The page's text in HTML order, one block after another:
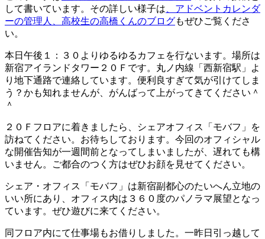
して書いています。その詳しい様子は 、アドベントカレンダ
ーの管理人、高校生の高橋くんのブログもぜひご覧くださ
い。
本日午後１：３０よりゆるゆるカフェを行ないます。場所は
新宿アイランドタワー２０Ｆです。丸ノ内線「西新宿駅」よ
り地下通路で連絡しています。便利良すぎて気が引けてしま
う？かも知れませんが、がんばって上がってきてください＾
＾
２０Ｆフロアに着きましたら、シェアオフィス「モバフ」を
訪ねてください。お待ちしております。今回のオフィシャル
な開催告知が一週間前となってしまいましたが、遅れても構
いません。ご都合のつく方はぜひお顔を見せてください。
シェア・オフィス「モバフ」は新宿副都心のたいへん立地の
いい所にあり、オフィス内は３６０度のパノラマ展望となっ
ています。ぜひ遊びに来てください。
同フロア内にて仕事場もお借りしました。一昨日引っ越して